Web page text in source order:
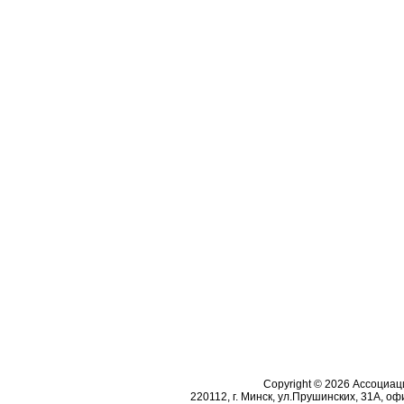
Copyright © 2026
220112, г. Минск, ул.Прушинских, 31А,